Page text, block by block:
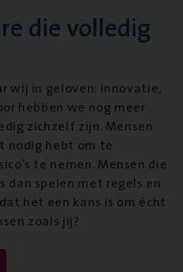
die volledig
wij in geloven: innovatie,
hebben we nog meer
zichzelf zijn. Mensen
hebt om te
te nemen. Mensen die
dan spelen met regels en
het een kans is om écht
zoals jij?